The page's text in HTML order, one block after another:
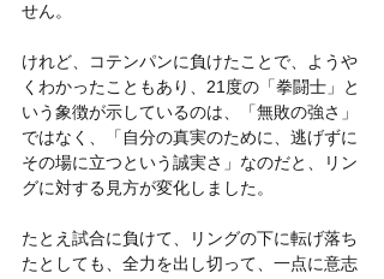
せん。
けれど、コテンパンに負けたことで、ようや
くわかったこともあり、21度の「拳闘士」と
いう象徴が示しているのは、「無敗の強さ」
ではなく、「自分の真実のために、逃げずに
その場に立つという誠実さ」なのだと、リン
グに対する見方が変化しました。
たとえ試合に負けて、リングの下に転げ落ち
たとしても、全力を出し切って、一点に意志